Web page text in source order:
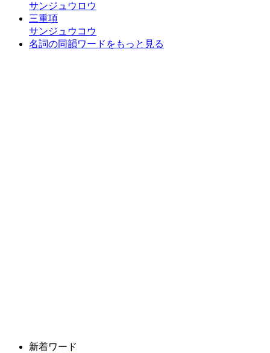
サンジュウロウ
三重項
サンジュウコウ
名詞の同韻ワードをもっと見る
新着ワード